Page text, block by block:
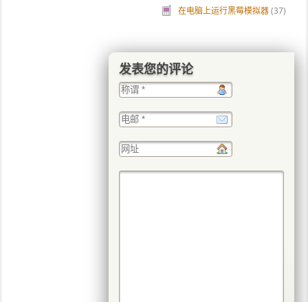
在电脑上运行黑莓模拟器(37)
发表您的评论